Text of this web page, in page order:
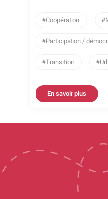
Coopération
Participation /
Transition
En savoir plus